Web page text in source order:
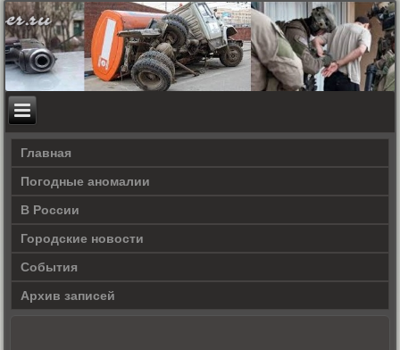
Главная
Погодные аномалии
В России
Городские новости
События
Архив записей